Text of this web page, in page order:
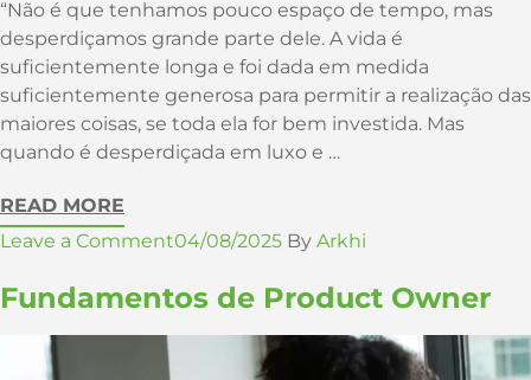
“Não é que tenhamos pouco espaço de tempo, mas
desperdiçamos grande parte dele. A vida é
suficientemente longa e foi dada em medida
suficientemente generosa para permitir a realização das
maiores coisas, se toda ela for bem investida. Mas
quando é desperdiçada em luxo e …
READ MORE
Leave a Comment04/08/2025 By Arkhi
Fundamentos de Product Owner